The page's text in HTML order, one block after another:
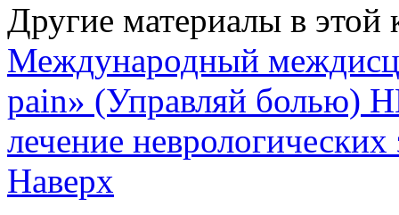
Другие материалы в этой
Международный
pain» (Управляй болью)
лечение
Наверх